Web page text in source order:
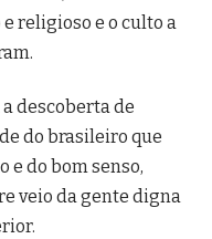
religioso e o culto a
descoberta de
do brasileiro que
e do bom senso,
veio da gente digna